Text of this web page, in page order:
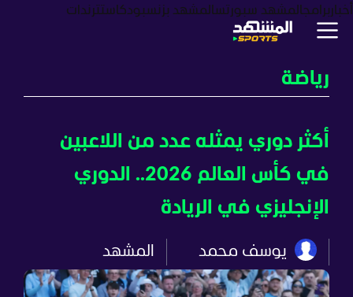
أخبار برامجالمشهد سبورتسالمشهد بزنسبودكاستترندات
رياضة
أكثر دوري يمثله عدد من اللاعبين
في كأس العالم 2026.. الدوري
الإنجليزي في الريادة
يوسف محمد المشهد